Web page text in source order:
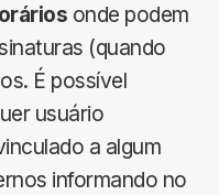
onde podem
(quando
É possível
usuário
a algum
informando no